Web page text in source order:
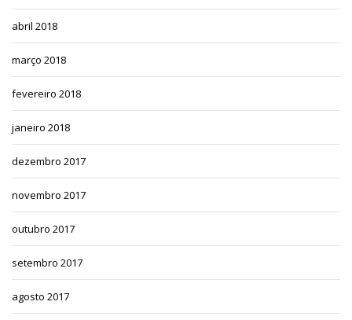
abril 2018
março 2018
fevereiro 2018
janeiro 2018
dezembro 2017
novembro 2017
outubro 2017
setembro 2017
agosto 2017